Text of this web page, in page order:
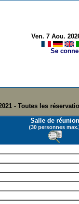
Ven. 7 Aou.
Se
- Toutes les
Salle de réunion
(30 personnes